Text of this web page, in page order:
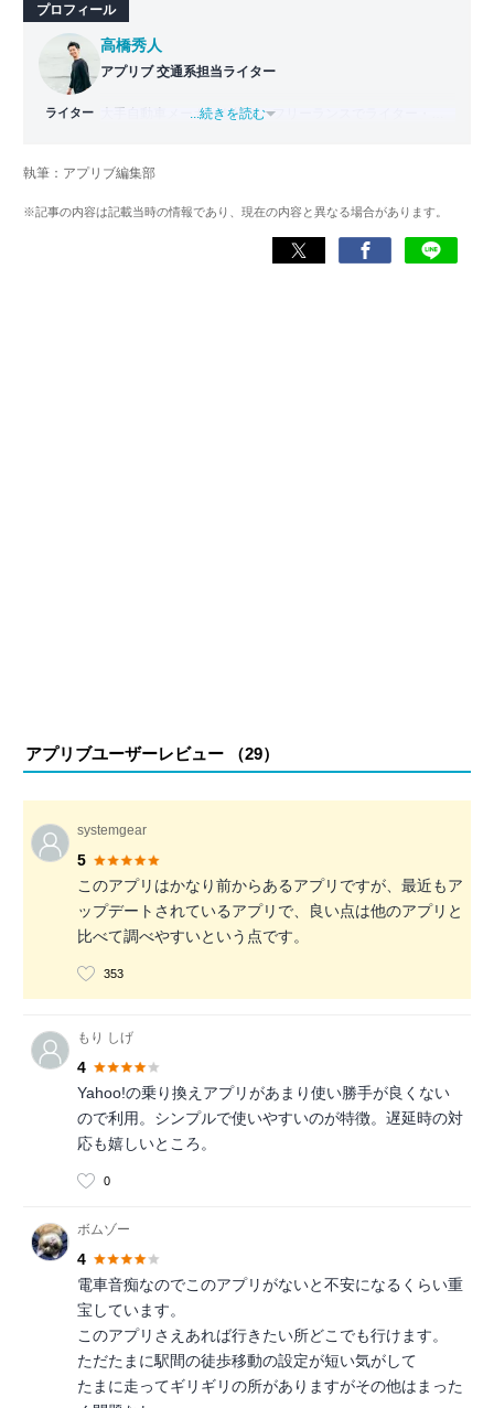
プロフィール
ライター
高橋秀人
アプリブ 交通系担当ライター
大手自動車メーカーを経て、フリーランスでライター・編
旅をスタート。走行距離42,000km・活動期間500日以上か
現在はアプリブでSEOライターとして活動しており、これ
までにレビューしたアプリは900件以上。日本一周中に20
...続きを読む
執筆：アプリブ編集部
※記事の内容は記載当時の情報であり、現在の内容と異なる場合があります。
アプリブユーザーレビュー （29）
systemgear
5
このアプリはかなり前からあるアプリですが、最近もア
ップデートされているアプリで、良い点は他のアプリと
比べて調べやすいという点です。
353
もり しげ
4
Yahoo!の乗り換えアプリがあまり使い勝手が良くない
ので利用。シンプルで使いやすいのが特徴。遅延時の対
応も嬉しいところ。
0
ボムゾー
4
電車音痴なのでこのアプリがないと不安になるくらい重
宝しています。
このアプリさえあれば行きたい所どこでも行けます。
ただたまに駅間の徒歩移動の設定が短い気がして
たまに走ってギリギリの所がありますがその他はまった